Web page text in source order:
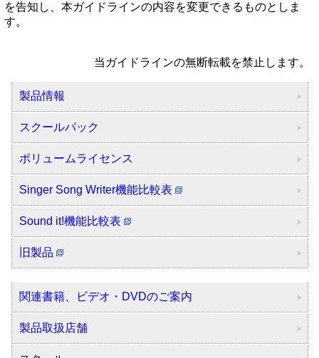
を告知し、本ガイドラインの内容を変更できるものとしま
す。
当ガイドラインの無断転載を禁止します。
製品情報
スクールパック
ボリュームライセンス
Singer Song Writer機能比較表
Sound it!機能比較表
旧製品
関連書籍、ビデオ・DVDのご案内
製品取扱店舗